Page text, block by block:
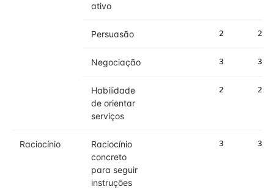
ativo
Persuasão 2 2
Negociação 3 3
Habilidade
de orientar
serviços
2 2
Raciocínio
Raciocínio
concreto
para seguir
instruções
3 3